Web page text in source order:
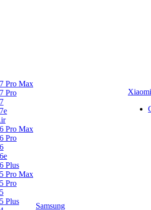
Pro Max
Pro
Pro Max
Pro
Plus
Pro Max
Pro
Plus
Samsung
Xiaomi